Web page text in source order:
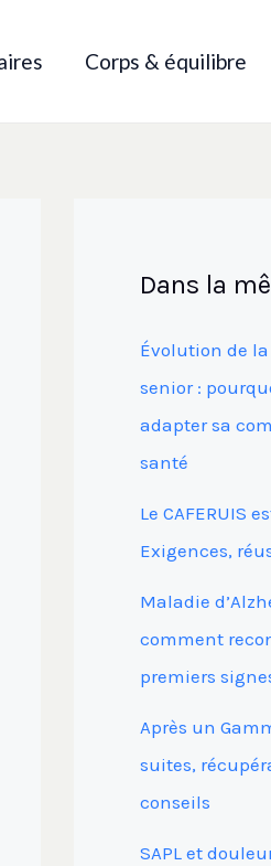
Corps & équilibre
Dans la
Évolution de
senior :
adapter sa
santé
Le CAFERUIS
Exigences,
Maladie
comment
premiers
Après un
suites,
conseils
SAPL et